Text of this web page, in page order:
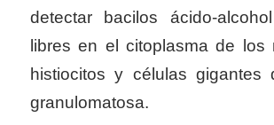
detectar bacilos ácido-
libres en el citoplasma de los
histiocitos y células gigantes
granulomatosa.